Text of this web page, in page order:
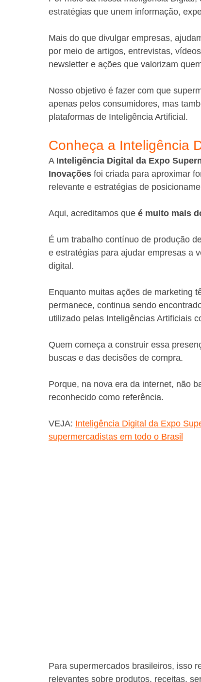
estratégias que unem informação,
Mais do que divulgar empresas,
por meio de artigos, entrevistas,
newsletter e ações que valorizam
Nosso objetivo é fazer com que
apenas pelos consumidores, mas
plataformas de Inteligência Artificial.
Conheça a Inteligência
A Inteligência Digital da Expo
Inovações foi criada para aproximar
relevante e estratégias de
Aqui, acreditamos que é muito mais
É um trabalho contínuo de produção
e estratégias para ajudar empresas a
digital.
Enquanto muitas ações de marketing
permanece, continua sendo
utilizado pelas Inteligências Artificiais
Quem começa a construir essa
buscas e das decisões de compra.
Porque, na nova era da internet, não
reconhecido como referência.
VEJA: Inteligência Digital da Expo
supermercadistas em todo o Brasil
Para supermercados brasileiros, isso
relevantes sobre produtos, receitas,